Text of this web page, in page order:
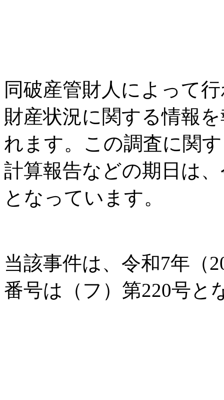
同破産管財人によって
財産状況に関する情報
れます。この調査に関
計算報告などの期日は
となっています。
当該事件は、令和7年（
番号は（フ）第220号と